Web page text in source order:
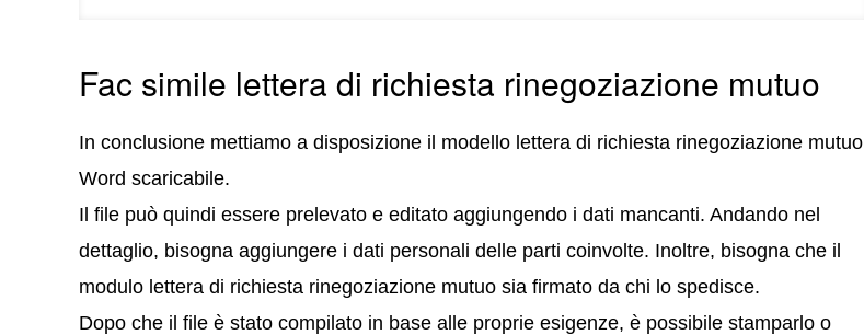
Fac simile lettera di richiesta rinegoziazione mutuo
In conclusione mettiamo a disposizione il modello lettera di richiesta rinegoziazione mutuo
Word scaricabile.
Il file può quindi essere prelevato e editato aggiungendo i dati mancanti. Andando nel
dettaglio, bisogna aggiungere i dati personali delle parti coinvolte. Inoltre, bisogna che il
modulo lettera di richiesta rinegoziazione mutuo sia firmato da chi lo spedisce.
Dopo che il file è stato compilato in base alle proprie esigenze, è possibile stamparlo o